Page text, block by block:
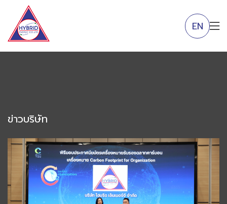
EN
ข่าวบริษัท